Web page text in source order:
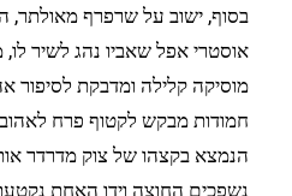
בסוף, ישוב על שרפרף מאולתר,
אוסטרי אפל שאביו נהג לשיר לו,
מוסיקה קלילה ומדבקת לסיפור
חמודות מבקש לקטוף פרח
הנמצא בקצהו של צוק מדרדר
נשפכים החוצה וידו האחת